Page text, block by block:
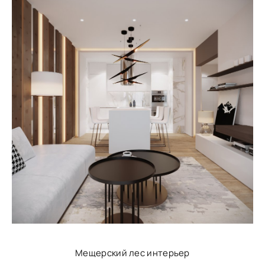
Мещерский лес интерьер